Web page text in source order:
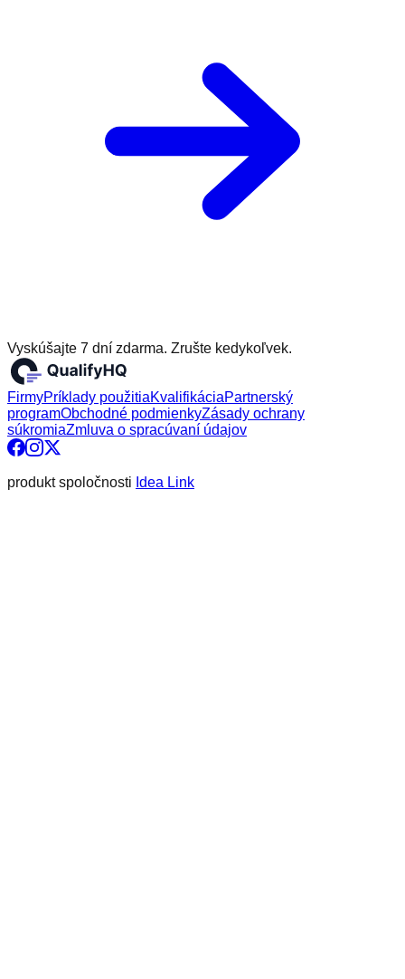
Vyskúšajte 7 dní zdarma. Zrušte kedykoľvek.
FirmyPríklady použitiaKvalifikáciaPartnerský
programObchodné podmienkyZásady ochrany
súkromiaZmluva o spracúvaní údajov
produkt spoločnosti Idea Link